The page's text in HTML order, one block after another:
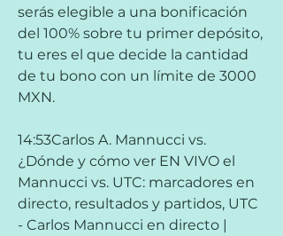
serás elegible a una bonificación
del 100% sobre tu primer depósito,
tu eres el que decide la cantidad
de tu bono con un límite de 3000
MXN.
14:53Carlos A. Mannucci vs.
¿Dónde y cómo ver EN VIVO el
Mannucci vs. UTC: marcadores en
directo, resultados y partidos, UTC
- Carlos Mannucci en directo |